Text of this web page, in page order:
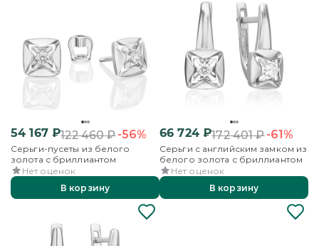
54 167₽122 460₽-56%
Серьги-пусеты из белого
золота с бриллиантом
Нет оценок
В корзину
66 724₽172 401₽-61%
Серьги с английским замком из
белого золота с бриллиантом
Нет оценок
В корзину